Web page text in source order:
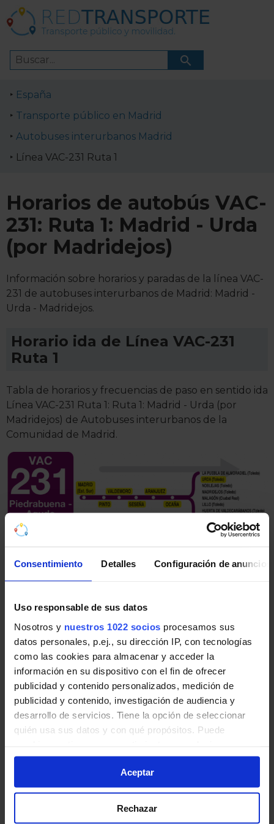
Consentimiento Detalles Configuración de anuncios
Uso responsable de sus datos
Nosotros y nuestros 1022 socios procesamos sus
datos personales, p.ej., su dirección IP, con tecnologías
como las cookies para almacenar y acceder la
información en su dispositivo con el fin de ofrecer
publicidad y contenido personalizados, medición de
publicidad y contenido, investigación de audiencia y
desarrollo de servicios. Tiene la opción de seleccionar
quién usa sus datos y con qué propósitos. Puede
momento desde la Declaración de cookies o clicando en
el Menú de consentimiento.
Si lo permite, también quisiéramos:
Recopilar información sobre su ubicación
Aceptar
Rechazar
España
Transporte público en Madrid
Autobuses interurbanos Madrid
Línea VAC-231 Ruta 1
Horarios de autobús VAC-
231: Ruta 1: Madrid - Urda
(por Madridejos)
Información sobre horarios y paradas de la línea VAC-
231 de autobuses interurbanos de Madrid: Madrid -
Urda - Madridejos.
Horario ida de Línea VAC-231
Ruta 1
Tabla de horarios y frecuencias de paso en sentido ida
Línea VAC-231 Ruta 1: Ruta 1: Madrid - Urda (por
Madridejos) de Autobuses interurbanos de la
Comunidad de Madrid.
Pincha en la imagen para ampliarla a pantalla completa.
Horario vuelta de Línea VAC-231
Ruta 1
Tabla de horarios y frecuencias de paso en sentido
vuelta Línea VAC-231 Ruta 1: Ruta 1: Madrid - Urda
(por Madridejos) de Autobuses interurbanos de la
Comunidad de Madrid.